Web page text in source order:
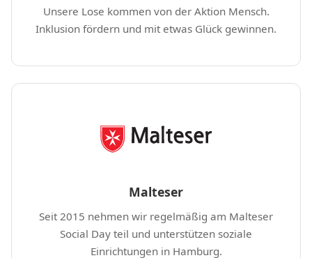
Unsere Lose kommen von der Aktion Mensch.
Inklusion fördern und mit etwas Glück gewinnen.
Malteser
Seit 2015 nehmen wir regelmäßig am Malteser
Social Day teil und unterstützen soziale
Einrichtungen in Hamburg.